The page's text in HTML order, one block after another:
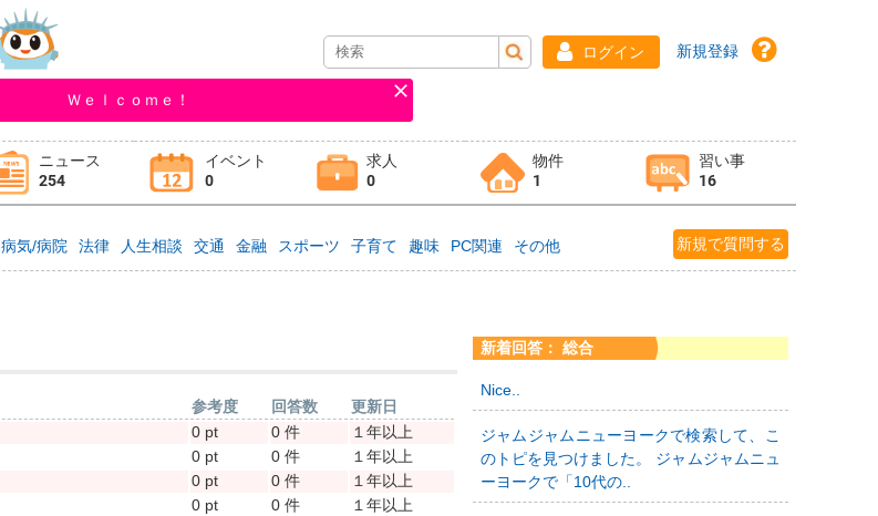
ログイン 新規登録
Ｗｅｌｃｏｍｅ！
ニュース
254
イベント
0
求人
0
物件
1
習い事
16
病気/病院 法律 人生相談 交通 金融 スポーツ 子育て 趣味 PC関連 その他 新規で質問する
参考度 回答数
更新日
0 pt 0 件
１年以上
0 pt 0 件
１年以上
0 pt 0 件
１年以上
0 pt 0 件
１年以上
新着回答： 総合
Nice..
ジャムジャムニューヨークで検索して、こ
のトピを見つけました。 ジャムジャムニュ
ーヨークで「10代の..